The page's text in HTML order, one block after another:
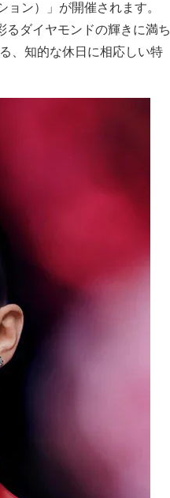
ン）」が開催されます。
ダイヤモンドの輝きに満ち
、知的な休日に相応しい特